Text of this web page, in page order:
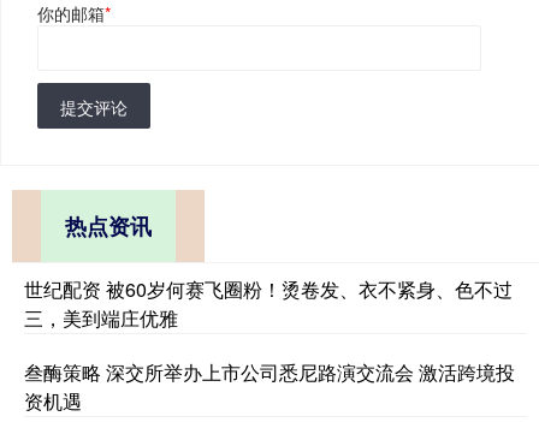
你的邮箱*
提交评论
热点资讯
世纪配资 被60岁何赛飞圈粉！烫卷发、衣不紧身、色不过
三，美到端庄优雅
叁酶策略 深交所举办上市公司悉尼路演交流会 激活跨境投
资机遇